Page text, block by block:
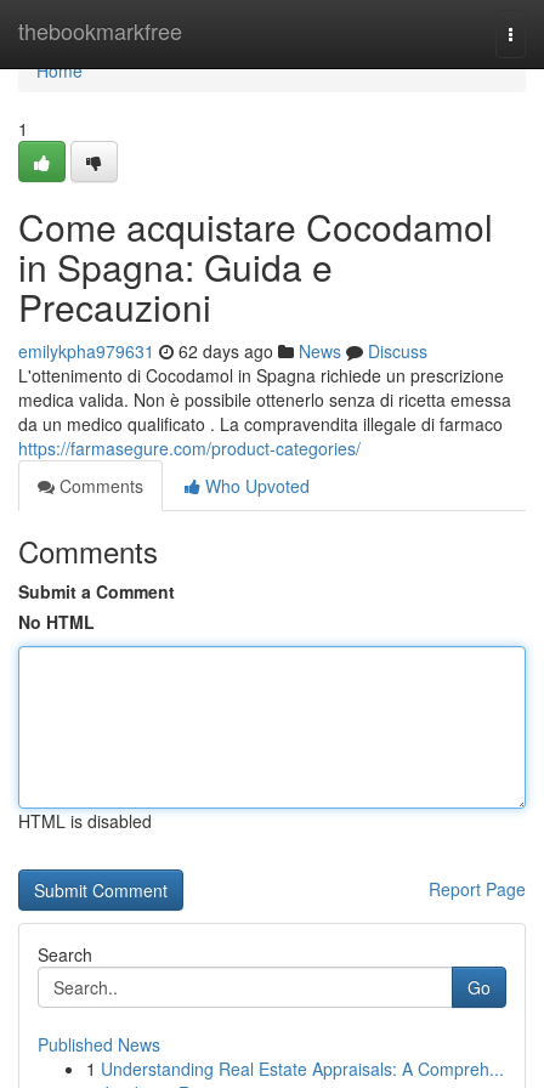
thebookmarkfree
Home
Home
1
Come acquistare Cocodamol
in Spagna: Guida e
Precauzioni
emilykpha979631 62 days ago News
Discuss
L'ottenimento di Cocodamol in Spagna richiede un prescrizione
medica valida. Non è possibile ottenerlo senza di ricetta emessa
da un medico qualificato . La compravendita illegale di farmaco
https://farmasegure.com/product-categories/
Comments
Who Upvoted
Comments
Submit a Comment
No HTML
HTML is disabled
Report Page
Search
Go
Published News
1 Understanding Real Estate Appraisals: A Compreh...